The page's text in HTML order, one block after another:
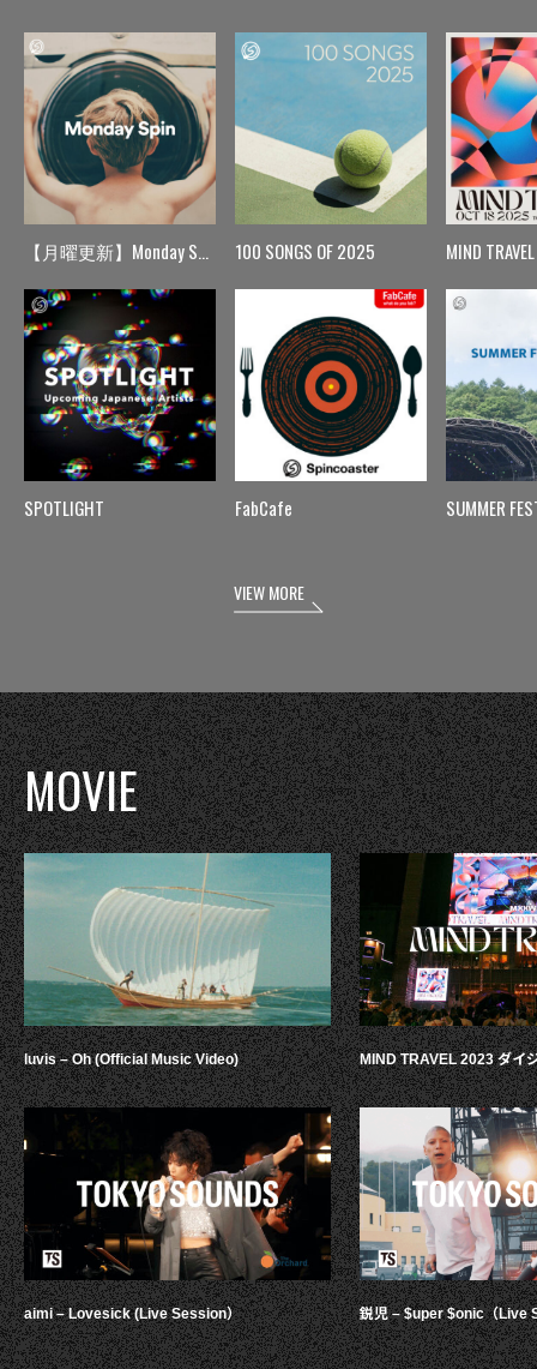
【月曜更新】Monday Spin
SPOTLIGHT
100 SONGS OF 2025
FabCafe
MIND TRAVEL
SUMMER
VIEW MORE
MOVIE
luvis – Oh (Official Music Video)
aimi – Lovesick (Live Session）
MIND TRAVEL 2023 ダイ
鋭児 – $uper $onic（Live